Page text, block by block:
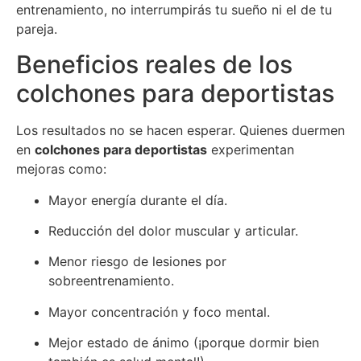
entrenamiento, no interrumpirás tu sueño ni el de tu
pareja.
Beneficios reales de los
colchones para deportistas
Los resultados no se hacen esperar. Quienes duermen
en colchones para deportistas experimentan
mejoras como:
Mayor energía durante el día.
Reducción del dolor muscular y articular.
Menor riesgo de lesiones por
sobreentrenamiento.
Mayor concentración y foco mental.
Mejor estado de ánimo (¡porque dormir bien